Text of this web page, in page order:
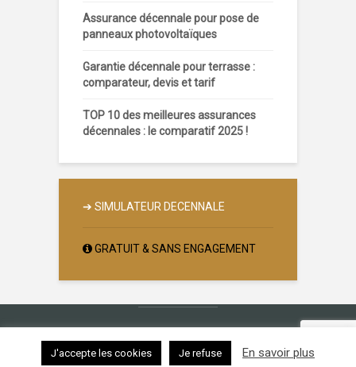
Assurance décennale pour pose de
panneaux photovoltaïques
Garantie décennale pour terrasse :
comparateur, devis et tarif
TOP 10 des meilleures assurances
décennales : le comparatif 2025 !
➔ SIMULATEUR DECENNALE
GRATUIT & SANS ENGAGEMENT
Copyright © 2026.Contact|Mentions légales
J'accepte les cookies Je refuse En savoir plus